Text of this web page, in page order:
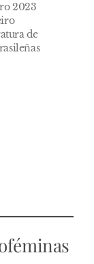
2023
de